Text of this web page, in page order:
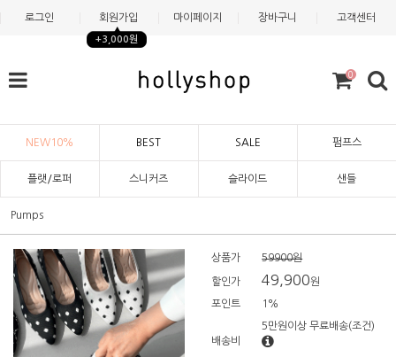
로그인 회원가입
+3,000원
마이페이지 장바구니 고객센터
0
NEW10% BEST SALE 펌프스
플랫/로퍼 스니커즈 슬라이드 샌들
Pumps
상품가 59900원
할인가 49,900원
포인트 1%
배송비
5만원이상 무료배송(조건)